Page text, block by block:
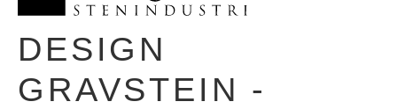
DESIGN
GRAVSTEIN -